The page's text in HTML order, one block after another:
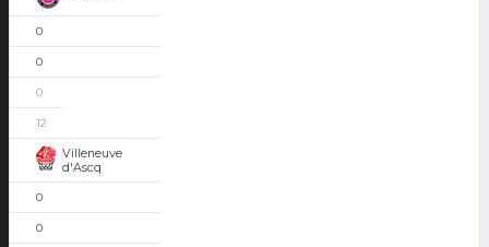
0
0
0
12
Villeneuve
d'Ascq
0
0